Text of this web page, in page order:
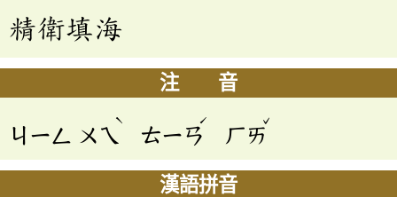
精衛填海
注 音
ㄐㄧㄥ ㄨㄟ
ˋ
ㄊㄧㄢ
ˊ
ㄏㄞ
ˇ
漢語拼音